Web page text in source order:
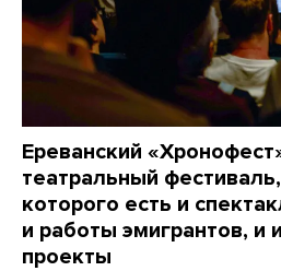
Ереванский
театральный
которого есть и
и работы эмигрантов, и
проекты